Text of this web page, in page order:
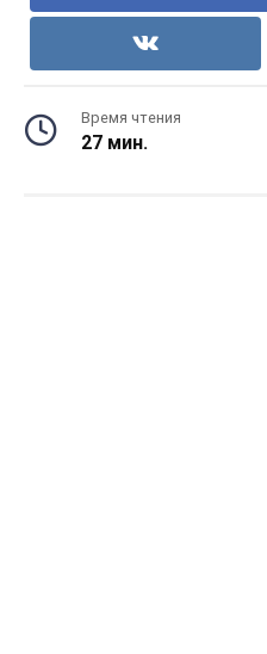
Время чтения
27 мин.